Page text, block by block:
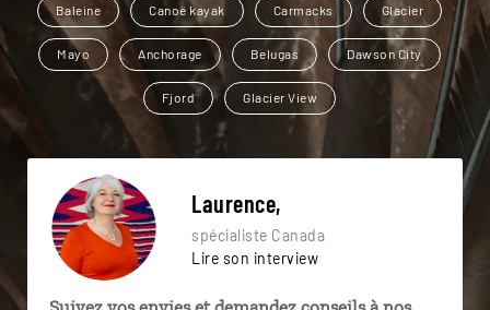
Baleine Canoë kayak Carmacks Glacier
Mayo Anchorage Belugas Dawson City
Fjord Glacier View
Laurence,
spécialiste Canada
Lire son interview